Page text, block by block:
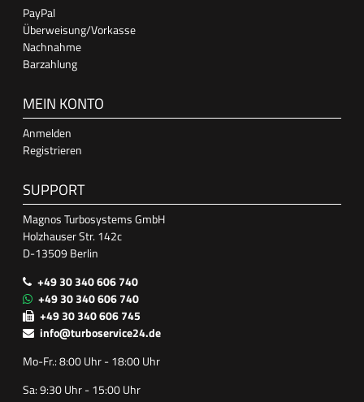
PayPal
Überweisung/Vorkasse
Nachnahme
Barzahlung
MEIN KONTO
Anmelden
Registrieren
SUPPORT
Magnos Turbosystems GmbH
Holzhauser Str. 142c
D-13509 Berlin
+49 30 340 606 740
+49 30 340 606 740
+49 30 340 606 745
info@turboservice24.de
Mo-Fr.: 8:00 Uhr - 18:00 Uhr
Sa: 9:30 Uhr - 15:00 Uhr